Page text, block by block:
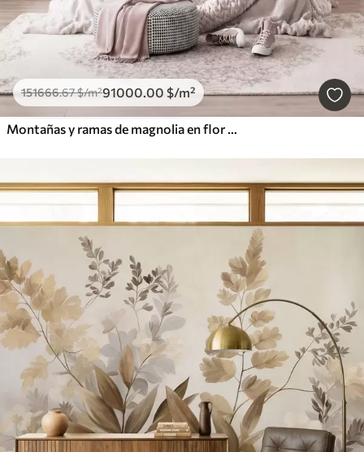
151666.67$/m²91000.00 $/m²
Montañas y ramas de magnolia en flor de color rosa, paisaje con textura